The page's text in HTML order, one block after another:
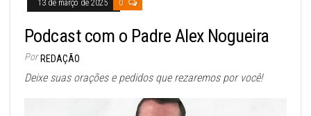
13 de março de 2025 0
Podcast com o Padre Alex Nogueira
Por REDAÇÃO
Deixe suas orações e pedidos que rezaremos por você!